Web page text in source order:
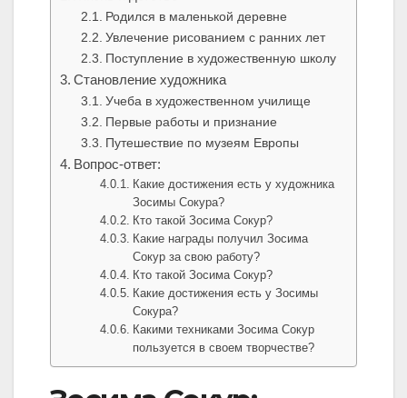
Родился в маленькой деревне
Увлечение рисованием с ранних лет
Поступление в художественную школу
Становление художника
Учеба в художественном училище
Первые работы и признание
Путешествие по музеям Европы
Вопрос-ответ:
Какие достижения есть у художника
Зосимы Сокура?
Кто такой Зосима Сокур?
Какие награды получил Зосима
Сокур за свою работу?
Кто такой Зосима Сокур?
Какие достижения есть у Зосимы
Сокура?
Какими техниками Зосима Сокур
пользуется в своем творчестве?